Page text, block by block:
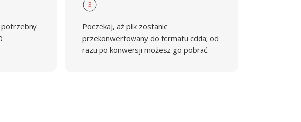
potrzebny
3
Poczekaj, aż plik zostanie
przekonwertowany do formatu cdda; od
razu po konwersji możesz go pobrać.